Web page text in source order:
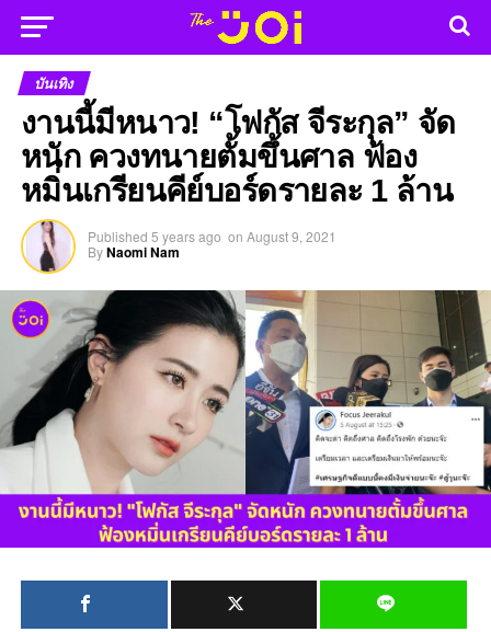
บันเทิง
งานนี้มีหนาว! “โฟกัส จีระกุล” จัด
หนัก ควงทนายตั้มขึ้นศาล ฟ้อง
หมิ่นเกรียนคีย์บอร์ดรายละ 1 ล้าน
Published 5 years ago on August 9, 2021
ByNaomi Nam